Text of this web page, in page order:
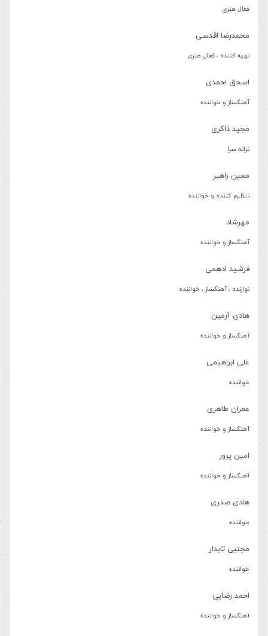
فعال هنری
محمدرضا اقدسی
تهیه کننده ، فعال هنری
اسحق احمدی
آهنگساز و خواننده
مجید ذاکری
ترانه سرا
معین راهبر
تنظیم کننده و خواننده
مهرشاد
آهنگساز و خواننده
فرشید ادهمی
نوازنده ، آهنگساز ، خواننده
هادی آرمین
آهنگساز و خواننده
علی ابراهیمی
خواننده
عمران طاهری
آهنگساز و خواننده
امین پرور
آهنگساز و خواننده
هادی صدری
خواننده
مجتبی تابدار
خواننده
احمد رضایی
آهنگساز و خواننده